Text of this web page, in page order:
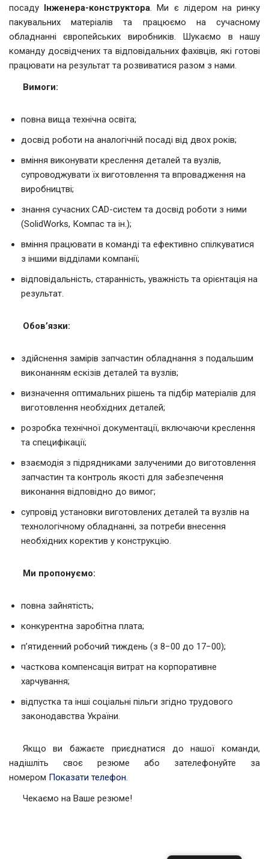
посаду Інженера-конструктора. Ми є лідером на ринку
пакувальних матеріалів та працюємо на сучасному
обладнанні європейських виробників. Шукаємо в нашу
команду досвідчених та відповідальних фахівців, які готові
працювати на результат та розвиватися разом з нами.
Вимоги:
повна вища технічна освіта;
досвід роботи на аналогічній посаді від двох років;
вміння виконувати креслення деталей та вузлів,
супроводжувати їх виготовлення та впровадження на
виробництві;
знання сучасних CAD-систем та досвід роботи з ними
(SolidWorks, Компас та ін.);
вміння працювати в команді та ефективно спілкуватися
з іншими відділами компанії;
відповідальність, старанність, уважність та орієнтація на
результат.
Обов’язки:
здійснення замірів запчастин обладнання з подальшим
виконанням ескізів деталей та вузлів;
визначення оптимальних рішень та підбір матеріалів для
виготовлення необхідних деталей;
розробка технічної документації, включаючи креслення
та специфікації;
взаємодія з підрядниками залученими до виготовлення
запчастин та контроль якості для забезпечення
виконання відповідно до вимог;
супровід установки виготовлених деталей та вузлів на
технологічному обладнанні, за потреби внесення
необхідних коректив у конструкцію.
Ми пропонуємо:
повна зайнятість;
конкурентна заробітна плата;
п’ятиденний робочий тиждень (з 8−00 до 17−00);
часткова компенсація витрат на корпоративне
харчування;
відпустка та інші соціальні пільги згідно трудового
законодавства України.
Якщо ви бажаєте приєднатися до нашої команди,
надішліть своє резюме або зателефонуйте за
номером Показати телефон
Чекаємо на Ваше резюме!